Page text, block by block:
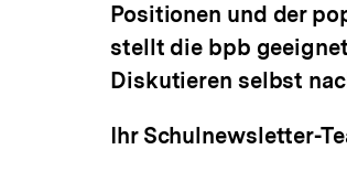
Positionen und der
stellt die bpb
Diskutieren selbst
Ihr Schulnewsletter-